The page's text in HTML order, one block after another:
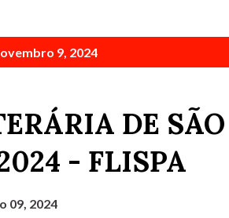
9, 2024
DE
- FLISPA
09, 2024